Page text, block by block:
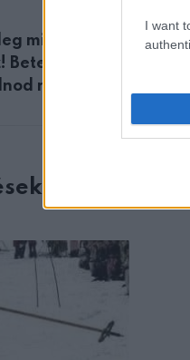
I want
miatt izzadsz,
is állhat a
róla!